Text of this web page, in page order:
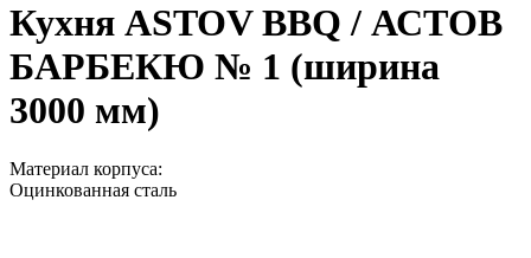
Кухня ASTOV BBQ / АСТОВ
БАРБЕКЮ № 1 (ширина
3000 мм)
Материал корпуса:
Оцинкованная сталь